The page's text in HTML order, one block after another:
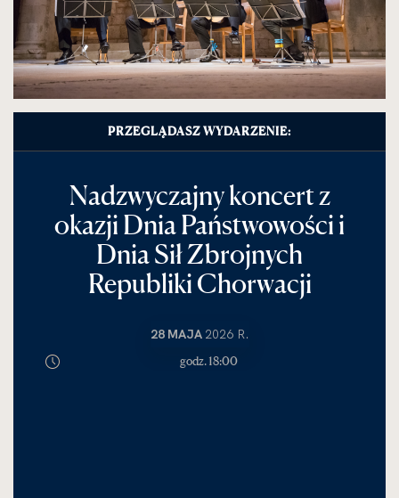
PRZEGLĄDASZ WYDARZENIE:
Nadzwyczajny koncert z
okazji Dnia Państwowości i
Dnia Sił Zbrojnych
Republiki Chorwacji
28 MAJA 2026 R.
godz. 18:00